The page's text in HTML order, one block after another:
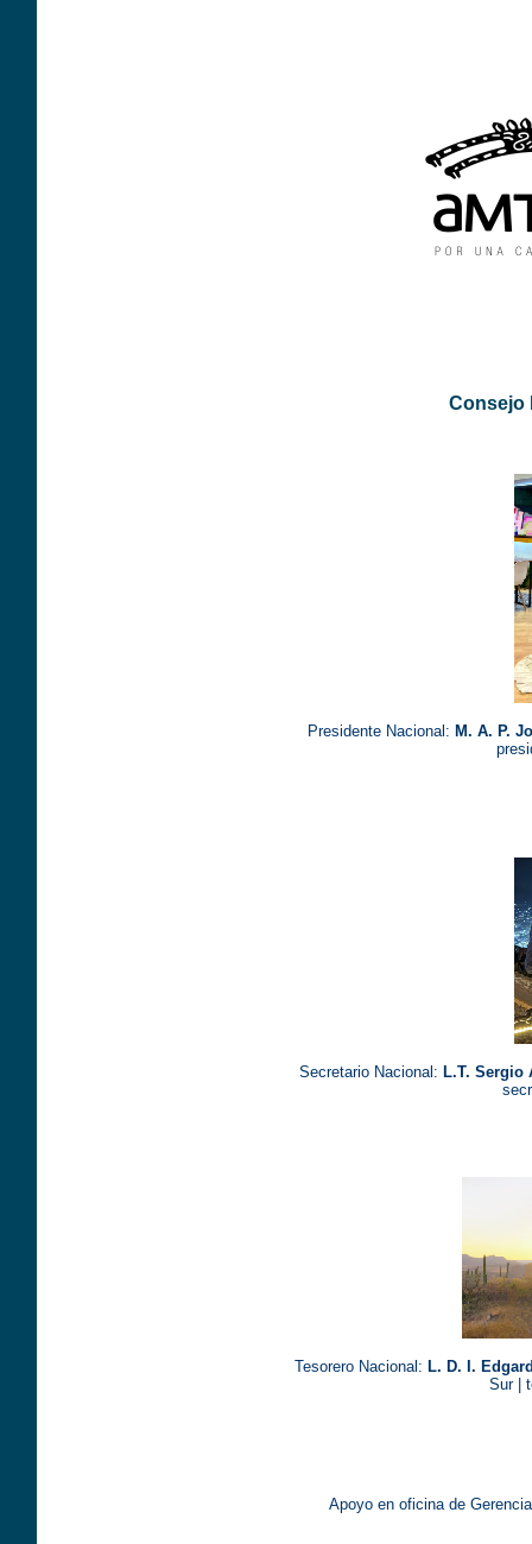
Consejo
Presidente Nacional: M. A. P.
Secretario Nacional: L.T. Sergio
Tesorero Nacional: L. D. I.
Sur |
Apoyo en oficina de